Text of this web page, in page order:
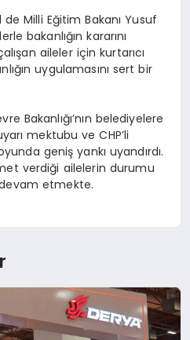
Milli Eğitim Bakanı Yusuf
bakanlığın kararını
aileler için kurtarıcı
uygulamasını sert bir
Bakanlığı’nın belediyelere
mektubu ve CHP’li
geniş yankı uyandırdı.
verdiği ailelerin durumu
etmekte.